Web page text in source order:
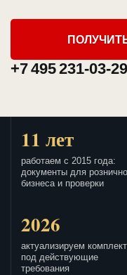
+7 495 231-03-29
11 лет
работаем с 2015 года:
документы для
бизнеса и проверки
2026
актуализируем
под действующие
требования